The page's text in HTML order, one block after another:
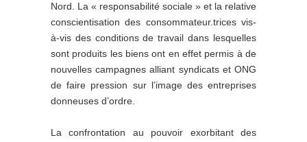
Nord. La « responsabilité sociale » et la relative
conscientisation des consommateur.trices vis-
à-vis des conditions de travail dans lesquelles
sont produits les biens ont en effet permis à de
nouvelles campagnes alliant syndicats et ONG
de faire pression sur l’image des entreprises
donneuses d’ordre.
La confrontation au pouvoir exorbitant des